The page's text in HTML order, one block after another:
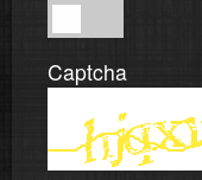
v
dobré
informace
Captcha